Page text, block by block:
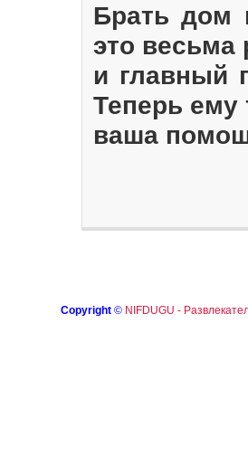
Брать дом
это весьма
и главный
Теперь ему
ваша
Copyright © NIFDUGU -